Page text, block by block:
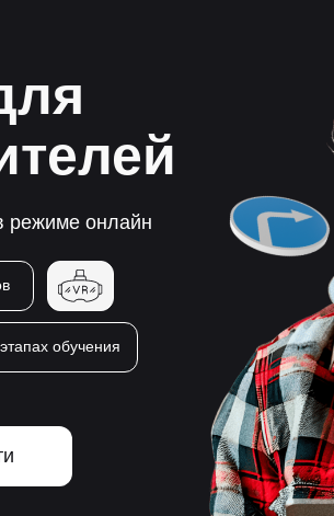
режиме онлайн
обучения